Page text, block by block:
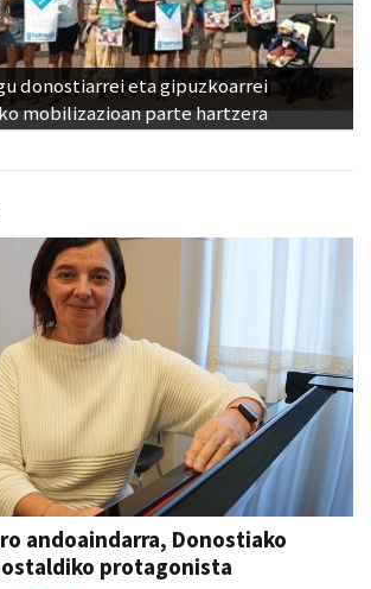
donostiarrei eta gipuzkoarrei
mobilizazioan parte hartzera
andoaindarra, Donostiako
protagonista